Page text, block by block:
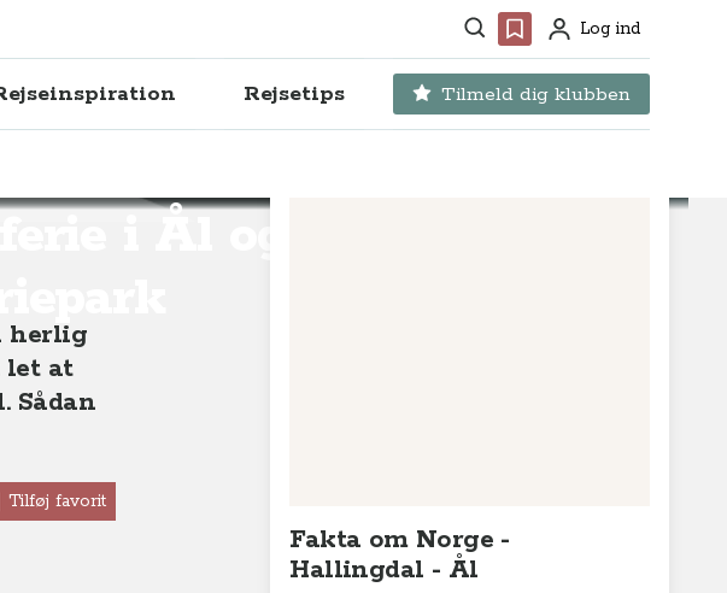
Søg Favoritter
ProfilLog ind
Rejsetips Tilmeld dig klubben
i Ål og
herlig
let at
Sådan
Tilføj favorit
Fakta om Norge -
Hallingdal - Ål